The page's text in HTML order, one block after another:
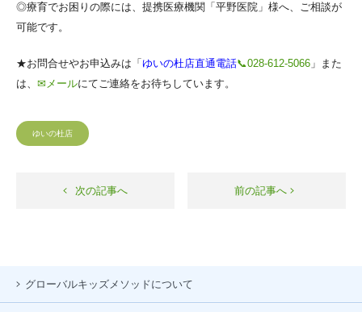
◎療育でお困りの際には、提携医療機関「平野医院」様へ、ご相談が
可能です。
★お問合せやお申込みは「 ゆいの杜店直通電話📞028-612-5066 」また
は、 ✉メールにてご連絡をお待ちしています。
ゆいの杜店
前の記事へ
次の記事へ
グローバルキッズメソッドについて